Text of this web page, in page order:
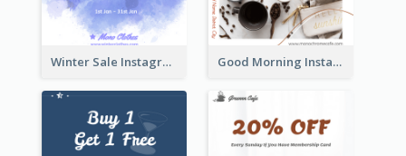
Winter Sale Instagram Post In Blue And White Good Morning Instagram Post With Photo Of Coffee